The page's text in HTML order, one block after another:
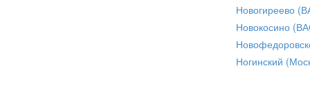
Новогиреево
Новокосино
Ногинский